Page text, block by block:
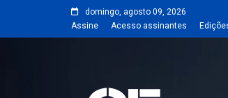
domingo, agosto 09, 2026
Assine
Acesso assinantes